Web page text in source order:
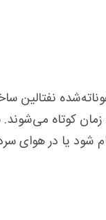
نفتالین
روانی بتن در مدت
یا در هوای